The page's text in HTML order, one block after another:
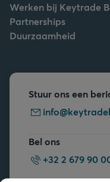
Werken bij Keytrade
Partnerships
Duurzaamheid
Stuur ons een
Bel ons
+32 2 679 90